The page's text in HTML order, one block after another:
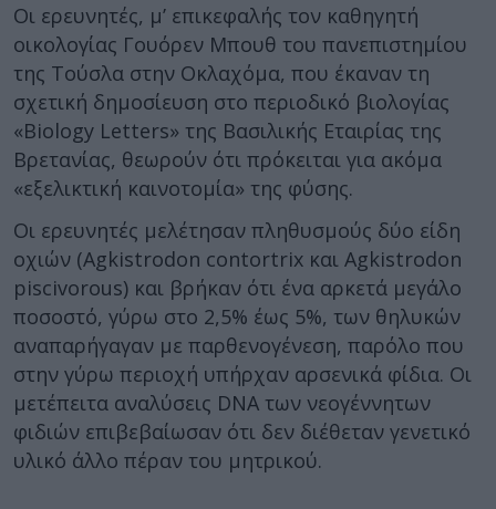
Οι ερευνητές, μ’ επικεφαλής τον καθηγητή
οικολογίας Γουόρεν Μπουθ του πανεπιστημίου
της Τούσλα στην Οκλαχόμα, που έκαναν τη
σχετική δημοσίευση στο περιοδικό βιολογίας
«Biology Letters» της Βασιλικής Εταιρίας της
Βρετανίας, θεωρούν ότι πρόκειται για ακόμα
«εξελικτική καινοτομία» της φύσης.
Οι ερευνητές μελέτησαν πληθυσμούς δύο είδη
οχιών (Agkistrodon contortrix και Agkistrodon
piscivorous) και βρήκαν ότι ένα αρκετά μεγάλο
ποσοστό, γύρω στο 2,5% έως 5%, των θηλυκών
αναπαρήγαγαν με παρθενογένεση, παρόλο που
στην γύρω περιοχή υπήρχαν αρσενικά φίδια. Οι
μετέπειτα αναλύσεις DNA των νεογέννητων
φιδιών επιβεβαίωσαν ότι δεν διέθεταν γενετικό
υλικό άλλο πέραν του μητρικού.